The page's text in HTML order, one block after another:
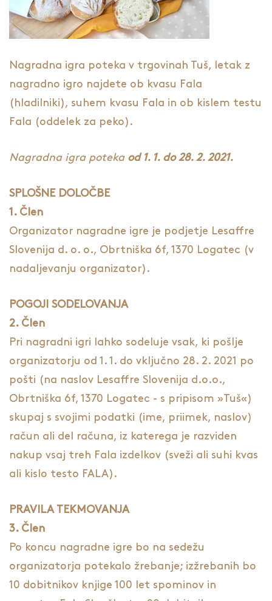
Nagradna igra poteka v trgovinah Tuš, letak z
nagradno igro najdete ob kvasu Fala
(hladilniki), suhem kvasu Fala in ob kislem testu
Fala (oddelek za peko).
Nagradna igra poteka od 1. 1. do 28. 2. 2021.
SPLOŠNE DOLOČBE
1. Člen
Organizator nagradne igre je podjetje Lesaffre
Slovenija d. o. o., Obrtniška 6f, 1370 Logatec (v
nadaljevanju organizator).
POGOJI SODELOVANJA
2. Člen
Pri nagradni igri lahko sodeluje vsak, ki pošlje
organizatorju od 1. 1. do vključno 28. 2. 2021 po
pošti (na naslov Lesaffre Slovenija d.o.o.,
Obrtniška 6f, 1370 Logatec - s pripisom »Tuš«)
skupaj s svojimi podatki (ime, priimek, naslov)
račun ali del računa, iz katerega je razviden
nakup vsaj treh Fala izdelkov (sveži ali suhi kvas
ali kislo testo FALA).
PRAVILA TEKMOVANJA
3. Člen
Po koncu nagradne igre bo na sedežu
organizatorja potekalo žrebanje; izžrebanih bo
10 dobitnikov knjige 100 let spominov in